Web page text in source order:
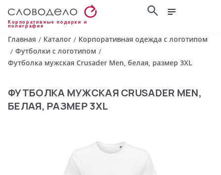
Корпоративные подарки и
полиграфия
Главная / Каталог / Корпоративная одежда с логотипом
/ Футболки с логотипом /
Футболка мужская Crusader Men, белая, размер 3XL
ФУТБОЛКА МУЖСКАЯ CRUSADER MEN,
БЕЛАЯ, РАЗМЕР 3XL